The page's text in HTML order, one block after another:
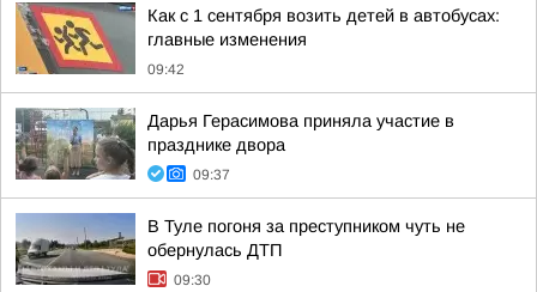
Как с 1 сентября возить детей в автобусах:
главные изменения
09:42
Дарья Герасимова приняла участие в
празднике двора
09:37
В Туле погоня за преступником чуть не
обернулась ДТП
09:30